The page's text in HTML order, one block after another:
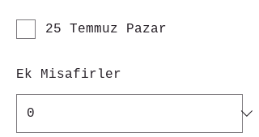
25 Temmuz Pazar
Ek Misafirler